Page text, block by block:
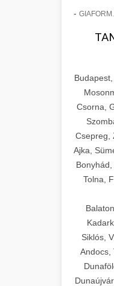
-
Csorna,
Csepreg,
Ajka,
Tolna,
Siklós,
Andocs,